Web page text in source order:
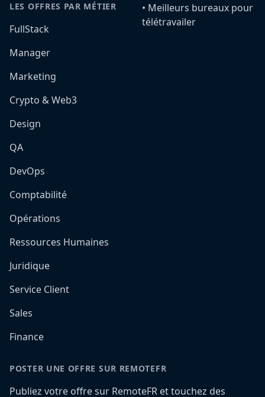
LES OFFRES PAR MÉTIER
FullStack
Manager
Marketing
Crypto & Web3
Design
QA
DevOps
Comptabilité
Opérations
Ressources Humaines
Juridique
Service Client
Sales
Finance
•️ Meilleurs bureaux pour
télétravailer
POSTER UNE OFFRE SUR REMOTEFR
Publiez votre offre sur RemoteFR et touchez des